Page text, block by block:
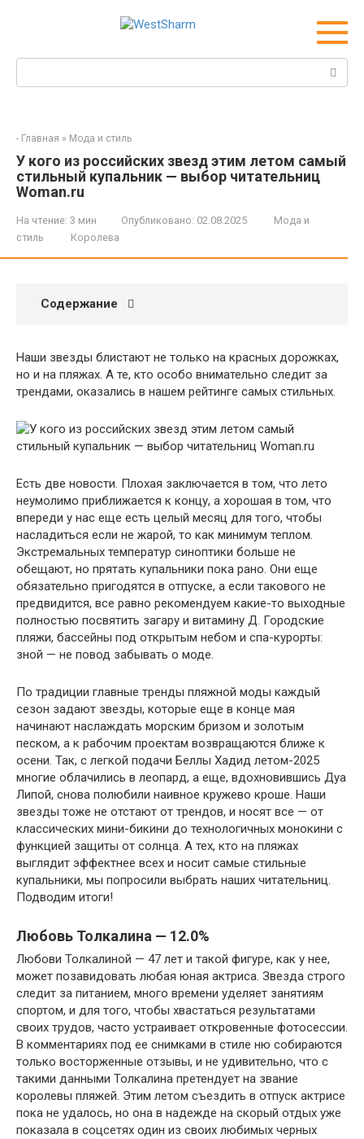
- Главная » Мода и стиль
У кого из российских звезд этим летом самый
стильный купальник — выбор читательниц
Woman.ru
На чтение: 3 мин Опубликовано: 02.08.2025
Мода и
стиль
Королева
Содержание
Наши звезды блистают не только на красных дорожках,
но и на пляжах. А те, кто особо внимательно следит за
трендами, оказались в нашем рейтинге самых стильных.
Есть две новости. Плохая заключается в том, что лето
неумолимо приближается к концу, а хорошая в том, что
впереди у нас еще есть целый месяц для того, чтобы
насладиться если не жарой, то как минимум теплом.
Экстремальных температур синоптики больше не
обещают, но прятать купальники пока рано. Они еще
обязательно пригодятся в отпуске, а если такового не
предвидится, все равно рекомендуем какие-то выходные
полностью посвятить загару и витамину Д. Городские
пляжи, бассейны под открытым небом и спа-курорты:
зной — не повод забывать о моде.
По традиции главные тренды пляжной моды каждый
сезон задают звезды, которые еще в конце мая
начинают наслаждать морским бризом и золотым
песком, а к рабочим проектам возвращаются ближе к
осени. Так, с легкой подачи Беллы Хадид летом-2025
многие облачились в леопард, а еще, вдохновившись Дуа
Липой, снова полюбили наивное кружево кроше. Наши
звезды тоже не отстают от трендов, и носят все — от
классических мини-бикини до технологичных монокини с
функцией защиты от солнца. А тех, кто на пляжах
выглядит эффектнее всех и носит самые стильные
купальники, мы попросили выбрать наших читательниц.
Подводим итоги!
Любовь Толкалина — 12.0%
Любови Толкалиной — 47 лет и такой фигуре, как у нее,
может позавидовать любая юная актриса. Звезда строго
следит за питанием, много времени уделяет занятиям
спортом, и для того, чтобы хвастаться результатами
своих трудов, часто устраивает откровенные фотосессии.
В комментариях под ее снимками в стиле ню собираются
только восторженные отзывы, и не удивительно, что с
такими данными Толкалина претендует на звание
королевы пляжей. Этим летом съездить в отпуск актрисе
пока не удалось, но она в надежде на скорый отдых уже
показала в соцсетях один из своих любимых черных